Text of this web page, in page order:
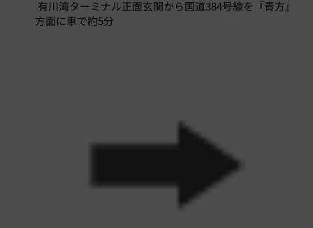
有川湾ターミナル正面玄関から国道384号線を『青方』
方面に車で約5分